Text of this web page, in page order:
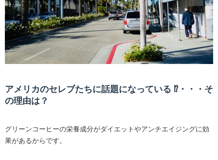
アメリカのセレブたちに話題になっている ⁉・・・そ
の理由は？
グリーンコーヒーの栄養成分がダイエットやアンチエイジングに効
果があるからです。